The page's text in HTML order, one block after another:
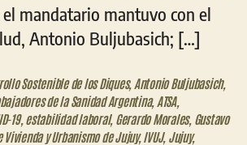
mandatario mantuvo con el
Antonio Buljubasich; […]
Sostenible de los Diques, Antonio Buljubasich,
de la Sanidad Argentina, ATSA,
19, estabilidad laboral, Gerardo Morales, Gustavo
y Urbanismo de Jujuy, IVUJ, Jujuy,